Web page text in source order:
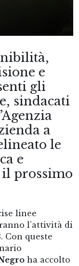
e
gli
sindacati
a
le
e
prossimo
linee
l’attività di
Con queste
ha accolto